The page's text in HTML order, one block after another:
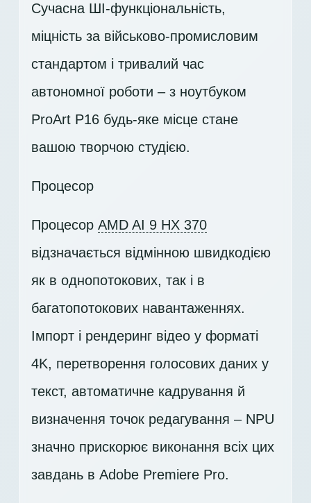
Сучасна ШІ-функціональність,
міцність за військово-промисловим
стандартом і тривалий час
автономної роботи – з ноутбуком
ProArt P16 будь-яке місце стане
вашою творчою студією.
Процесор
Процесор AMD AI 9 HX 370
відзначається відмінною швидкодією
як в однопотокових, так і в
багатопотокових навантаженнях.
Імпорт і рендеринг відео у форматі
4K, перетворення голосових даних у
текст, автоматичне кадрування й
визначення точок редагування – NPU
значно прискорює виконання всіх цих
завдань в Adobe Premiere Pro.